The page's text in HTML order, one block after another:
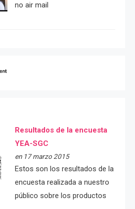
no air mail
Resultados de la encuesta
YEA-SGC
en 17 marzo 2015
Estos son los resultados de la
encuesta realizada a nuestro
público sobre los productos